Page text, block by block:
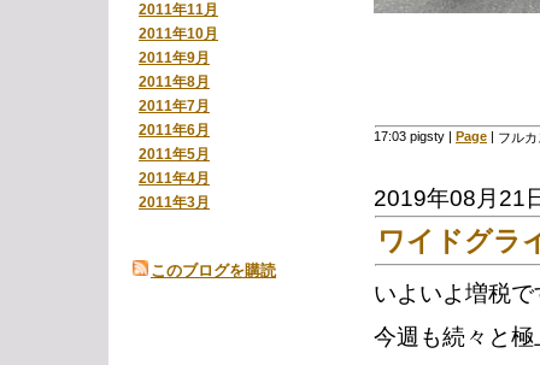
2011年11月
2011年10月
2011年9月
2011年8月
2011年7月
2011年6月
2011年5月
2011年4月
2011年3月
このブログを購読
17:03 pigsty | Page | フル
2019年08月21
ワイドグ
いよいよ増税で
今週も続々と